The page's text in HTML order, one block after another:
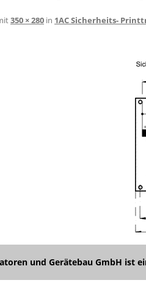
350 × 280 in 1AC Sicherheits-
und Gerätebau GmbH ist